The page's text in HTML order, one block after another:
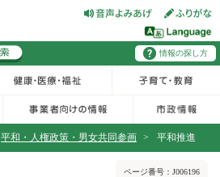
情報の探し方
平和・人権政策・男女共同参画 > 平和推進
ページ番号：J006196